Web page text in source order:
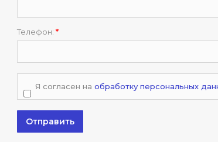
Телефон: *
Я согласен на обработку персональных
Отправить